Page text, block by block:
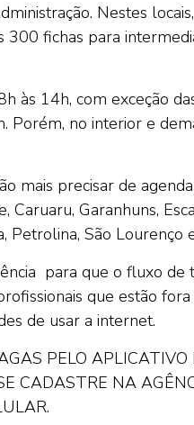
Nestes
300 fichas para
às 14h, com exceção
Porém, no interior e
mais precisar de
Caruaru, Garanhuns,
Petrolina, São Lourenço
para que o fluxo de
que estão
de usar a internet.
PELO
CADASTRE NA